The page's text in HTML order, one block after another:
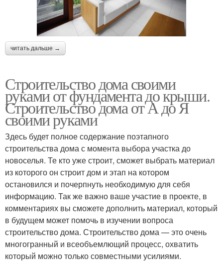
читать дальше →
Строительство дома своими
руками от фундамента до крыши.
Строительство дома от А до Я
своими руками
Здесь будет полное содержание поэтапного
строительства дома с момента выбора участка до
новоселья. Те кто уже строит, сможет выбрать материал
из которого он строит дом и этап на котором
остановился и почерпнуть необходимую для себя
информацию. Так же важно ваше участие в проекте, в
комментариях вы сможете дополнить материал, который
в будущем может помочь в изучении вопроса
строительство дома. Строительство дома — это очень
многогранный и всеобъемлющий процесс, охватить
который можно только совместными усилиями.